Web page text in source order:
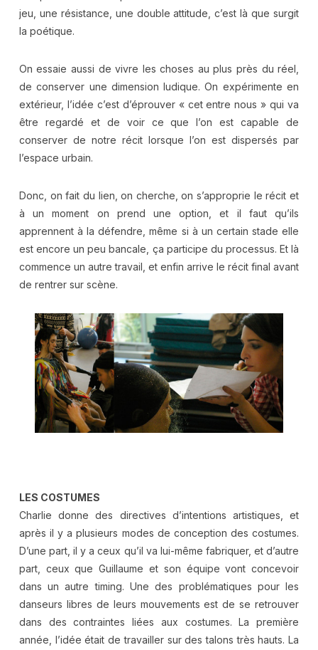
jeu, une résistance, une double attitude, c’est là que surgit
la poétique.
On essaie aussi de vivre les choses au plus près du réel,
de conserver une dimension ludique. On expérimente en
extérieur, l’idée c’est d’éprouver « cet entre nous » qui va
être regardé et de voir ce que l’on est capable de
conserver de notre récit lorsque l’on est dispersés par
l’espace urbain.
Donc, on fait du lien, on cherche, on s’approprie le récit et
à un moment on prend une option, et il faut qu’ils
apprennent à la défendre, même si à un certain stade elle
est encore un peu bancale, ça participe du processus. Et là
commence un autre travail, et enfin arrive le récit final avant
de rentrer sur scène.
LES COSTUMES
Charlie donne des directives d’intentions artistiques, et
après il y a plusieurs modes de conception des costumes.
D’une part, il y a ceux qu’il va lui-même fabriquer, et d’autre
part, ceux que Guillaume et son équipe vont concevoir
dans un autre timing. Une des problématiques pour les
danseurs libres de leurs mouvements est de se retrouver
dans des contraintes liées aux costumes. La première
année, l’idée était de travailler sur des talons très hauts. La